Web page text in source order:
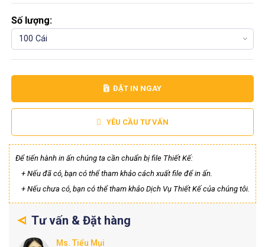
Số lượng:
100 Cái
ĐẶT IN NGAY
YÊU CẦU TƯ VẤN
Để tiến hành in ấn chúng ta cần chuẩn bị file Thiết Kế:
+ Nếu đã có, bạn có thể tham khảo cách xuất file để in ấn.
+ Nếu chưa có, bạn có thể tham khảo Dịch Vụ Thiết Kế của chúng tôi.
Tư vấn & Đặt hàng
Ms. Tiểu Mụi